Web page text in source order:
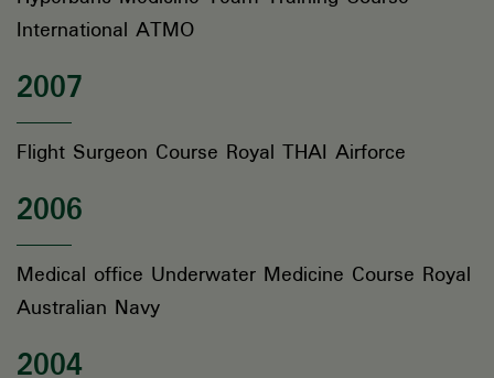
International ATMO
2007
Flight Surgeon Course Royal THAI Airforce
2006
Medical office Underwater Medicine Course Royal
Australian Navy
2004